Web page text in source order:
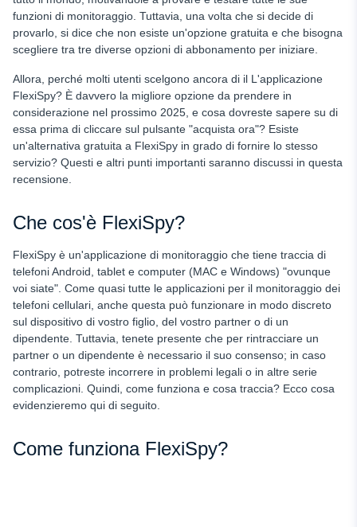
funzioni di monitoraggio. Tuttavia, una volta che si decide di
provarlo, si dice che non esiste un'opzione gratuita e che bisogna
scegliere tra tre diverse opzioni di abbonamento per iniziare.
Allora, perché molti utenti scelgono ancora di il L'applicazione
FlexiSpy? È davvero la migliore opzione da prendere in
considerazione nel prossimo 2025, e cosa dovreste sapere su di
essa prima di cliccare sul pulsante "acquista ora"? Esiste
un'alternativa gratuita a FlexiSpy in grado di fornire lo stesso
servizio? Questi e altri punti importanti saranno discussi in questa
recensione.
Che cos'è FlexiSpy?
FlexiSpy è un'applicazione di monitoraggio che tiene traccia di
telefoni Android, tablet e computer (MAC e Windows) "ovunque
voi siate". Come quasi tutte le applicazioni per il monitoraggio dei
telefoni cellulari, anche questa può funzionare in modo discreto
sul dispositivo di vostro figlio, del vostro partner o di un
dipendente. Tuttavia, tenete presente che per rintracciare un
partner o un dipendente è necessario il suo consenso; in caso
contrario, potreste incorrere in problemi legali o in altre serie
complicazioni. Quindi, come funziona e cosa traccia? Ecco cosa
evidenzieremo qui di seguito.
Come funziona FlexiSpy?